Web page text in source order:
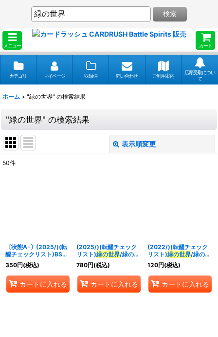
メニュー カート
検索
カテゴリ マイページ 収録弾 問い合わせ ご利用案内
店頭受取につい
て
ホーム > "緑の世界" の検索結果
"緑の世界" の検索結果
表示順変更
絞り込む
50件
〔状態A-〕(2025/)(転
醒チェックリスト)BS73
チェックリスト3【-】
{BS73-5/6}《無》
350円(税込)
カートに入れる
(2025/)(転醒チェック
リスト)緑の世界/緑の自
然神【-】{BS73-
TCP03a/BS73-
TCP03b}《緑》
780円(税込)
カートに入れる
(2022/)(転醒チェック
リスト)緑の世界/緑の自
然神【-】{BS53-
TX03a/BS53-TX03b}
《緑》
120円(税込)
カートに入れる